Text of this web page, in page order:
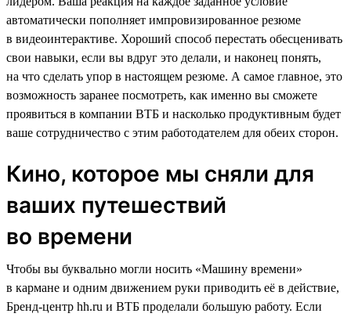
автоматически пополняет импровизированное резюме
в видеоинтерактиве. Хороший способ перестать обесценивать
свои навыки, если вы вдруг это делали, и наконец понять,
на что сделать упор в настоящем резюме. А самое главное, это
возможность заранее посмотреть, как именно вы сможете
проявиться в компании ВТБ и насколько продуктивным будет
ваше сотрудничество с этим работодателем для обеих сторон.
Кино, которое мы сняли для
ваших путешествий
во времени
Чтобы вы буквально могли носить «Машину времени»
в кармане и одним движением руки приводить её в действие,
Бренд-центр hh.ru и ВТБ проделали большую работу. Если